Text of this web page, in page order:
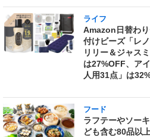
ライフ
Amazon日替わ
付けビーズ「レ
リリー＆ジャス
は27%OFF、ア
人用31点」は
フード
ラフテーやソー
ども含む80品以